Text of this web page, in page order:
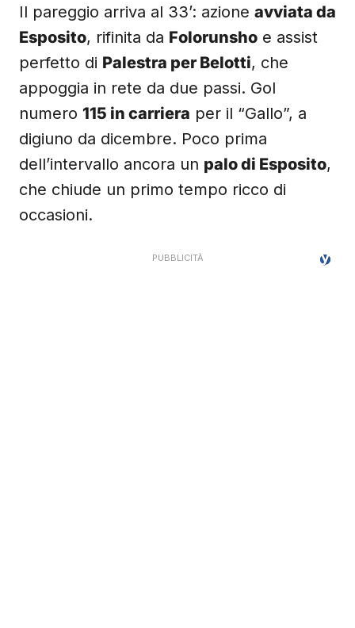
Il pareggio arriva al 33’: azione avviata da
Esposito, rifinita da Folorunsho e assist
perfetto di Palestra per Belotti, che
appoggia in rete da due passi. Gol
numero 115 in carriera per il “Gallo”, a
digiuno da dicembre. Poco prima
dell’intervallo ancora un palo di Esposito,
che chiude un primo tempo ricco di
occasioni.